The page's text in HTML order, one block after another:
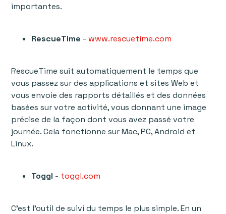
importantes.
RescueTime - www.rescuetime.com
RescueTime suit automatiquement le temps que
vous passez sur des applications et sites Web et
vous envoie des rapports détaillés et des données
basées sur votre activité, vous donnant une image
précise de la façon dont vous avez passé votre
journée. Cela fonctionne sur Mac, PC, Android et
Linux.
Toggl - toggl.com
C'est l'outil de suivi du temps le plus simple. En un